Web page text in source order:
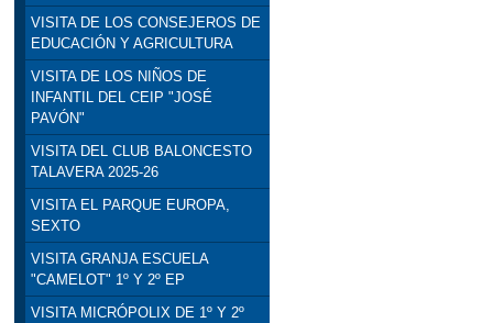
VISITA DE LOS CONSEJEROS DE
EDUCACIÓN Y AGRICULTURA
VISITA DE LOS NIÑOS DE
INFANTIL DEL CEIP "JOSÉ
PAVÓN"
VISITA DEL CLUB BALONCESTO
TALAVERA 2025-26
VISITA EL PARQUE EUROPA,
SEXTO
VISITA GRANJA ESCUELA
"CAMELOT" 1º Y 2º EP
VISITA MICRÓPOLIX DE 1º Y 2º